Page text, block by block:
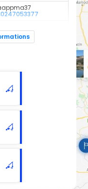
classé en 1ère